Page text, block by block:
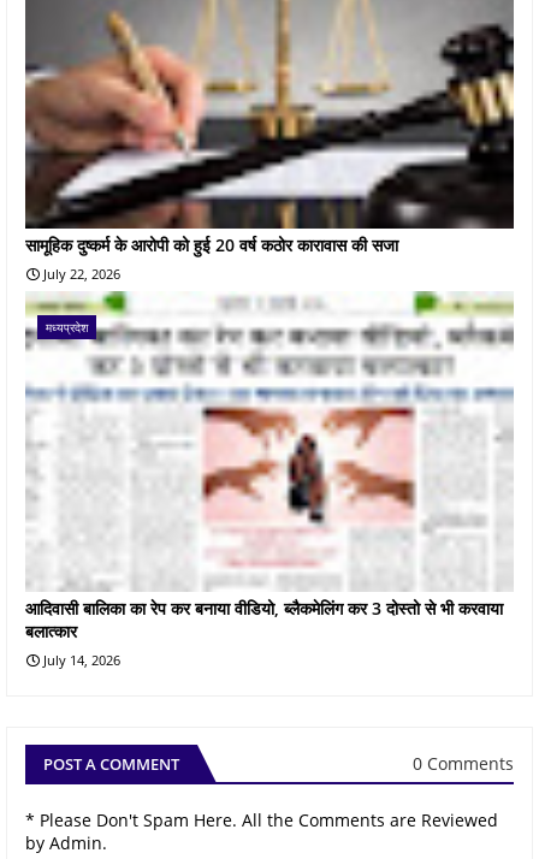
सामूहिक दुष्कर्म के आरोपी को हुई 20 वर्ष कठोर कारावास की सजा
July 22, 2026
मध्यप्रदेश
आदिवासी बालिका का रेप कर बनाया वीडियो, ब्लैकमेलिंग कर 3 दोस्तो से भी करवाया
बलात्कार
July 14, 2026
POST A COMMENT 0 Comments
* Please Don't Spam Here. All the Comments are Reviewed
by Admin.